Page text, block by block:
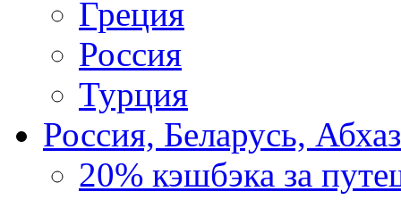
Греция
Россия
Турция
Россия, Беларусь,
20% кэшбэка за